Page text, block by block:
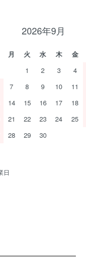
2026年9月
月 火 水 木
金
1
2 3
4
7 8 9 10
11
14 15 16 17
18
21 22 23 24
25
28 29 30
日